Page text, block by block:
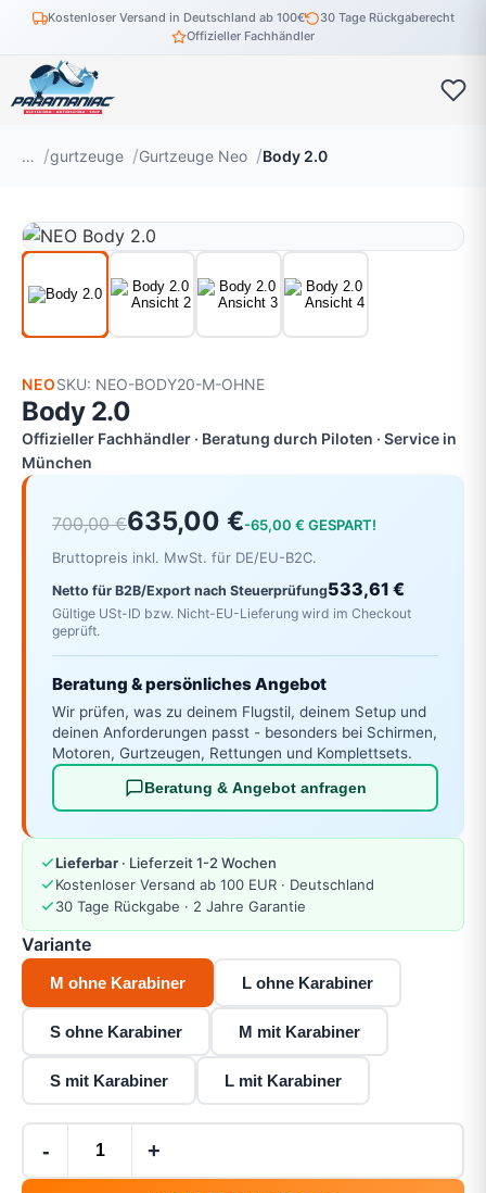
Kostenloser Versand in Deutschland ab 100€
30 Tage Rückgaberecht
Offizieller Fachhändler
… gurtzeuge Gurtzeuge Neo Body 2.0
NEOSKU: NEO-BODY20-M-OHNE
Body 2.0
Offizieller Fachhändler · Beratung durch Piloten · Service in
München
700,00 €635,00 €-65,00 € GESPART!
Bruttopreis inkl. MwSt. für DE/EU-B2C.
Netto für B2B/Export nach Steuerprüfung533,61 €
Gültige USt-ID bzw. Nicht-EU-Lieferung wird im Checkout
geprüft.
Beratung & persönliches Angebot
Wir prüfen, was zu deinem Flugstil, deinem Setup und
deinen Anforderungen passt - besonders bei Schirmen,
Motoren, Gurtzeugen, Rettungen und Komplettsets.
Beratung & Angebot anfragen
Lieferbar · Lieferzeit 1-2 Wochen
Kostenloser Versand ab 100 EUR · Deutschland
30 Tage Rückgabe · 2 Jahre Garantie
Variante
M ohne Karabiner L ohne Karabiner
S ohne Karabiner M mit Karabiner
S mit Karabiner L mit Karabiner
- +